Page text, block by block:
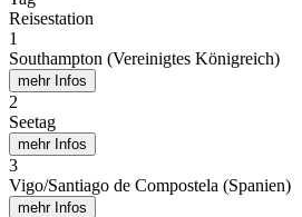
Reisestation
1
Southampton (Vereinigtes Königreich)
mehr Infos
2
Seetag
mehr Infos
3
Vigo/Santiago de Compostela (Spanien)
mehr Infos